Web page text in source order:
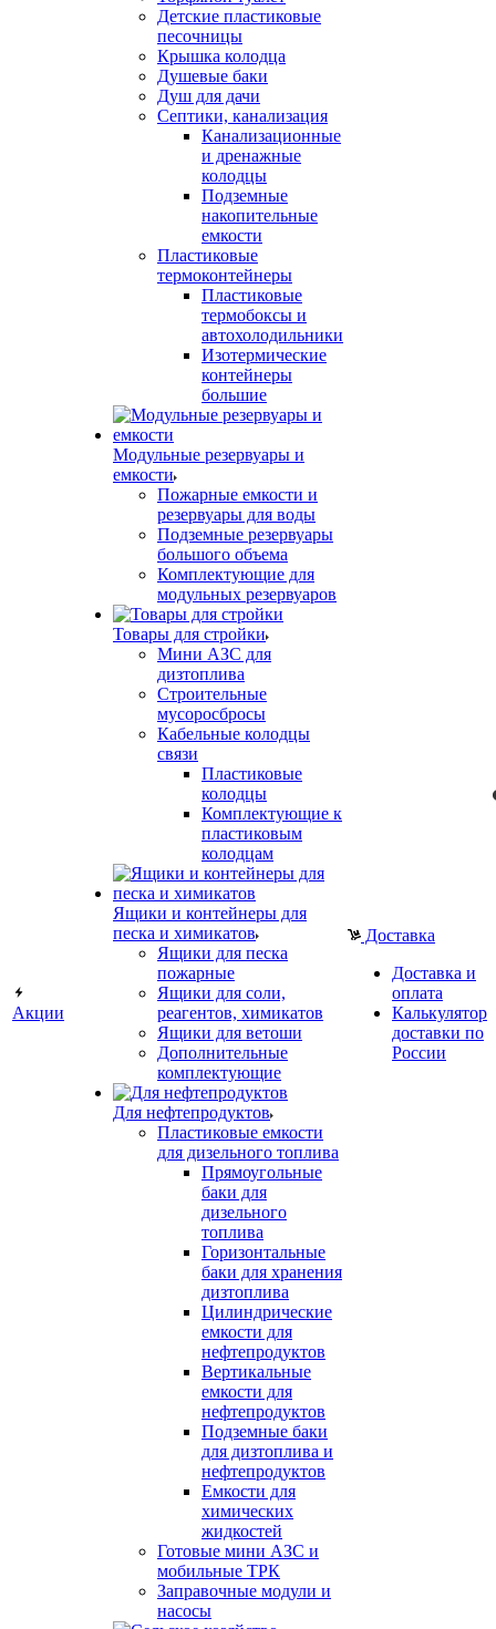
Акции
Детские пластиковые
песочницы
Крышка колодца
Душевые баки
Душ для дачи
Септики, канализация
Канализационные
и дренажные
колодцы
Подземные
накопительные
емкости
Пластиковые
термоконтейнеры
Пластиковые
термобоксы и
автохолодильники
Изотермические
контейнеры
большие
Модульные резервуары и
емкости
Пожарные емкости и
резервуары для воды
Подземные резервуары
большого объема
Комплектующие для
модульных резервуаров
Товары для стройки
Мини АЗС для
дизтоплива
Строительные
мусоросбросы
Кабельные колодцы
связи
Пластиковые
колодцы
Комплектующие к
пластиковым
колодцам
Ящики и контейнеры для
песка и химикатов
Ящики для песка
пожарные
Ящики для соли,
реагентов, химикатов
Ящики для ветоши
Дополнительные
комплектующие
Для нефтепродуктов
Пластиковые емкости
для дизельного топлива
Прямоугольные
баки для
дизельного
топлива
Горизонтальные
баки для хранения
дизтоплива
Цилиндрические
емкости для
нефтепродуктов
Вертикальные
емкости для
нефтепродуктов
Подземные баки
для дизтоплива и
нефтепродуктов
Емкости для
химических
жидкостей
Готовые мини АЗС и
мобильные ТРК
Заправочные модули и
насосы
Доставка
Доставка и
оплата
Калькулятор
доставки по
России